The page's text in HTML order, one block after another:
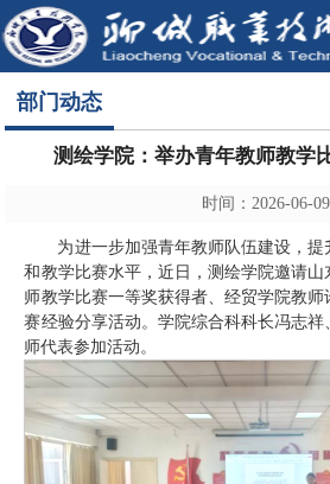
部门动态
测绘学院：举办青年教师教学
时间：2026-06-09
为进一步加强青年教师队伍建设，
和教学比赛水平，近日，测绘学院邀请
师教学比赛一等奖获得者、经贸学院教
赛经验分享活动。学院综合科科长冯志
师代表参加活动。